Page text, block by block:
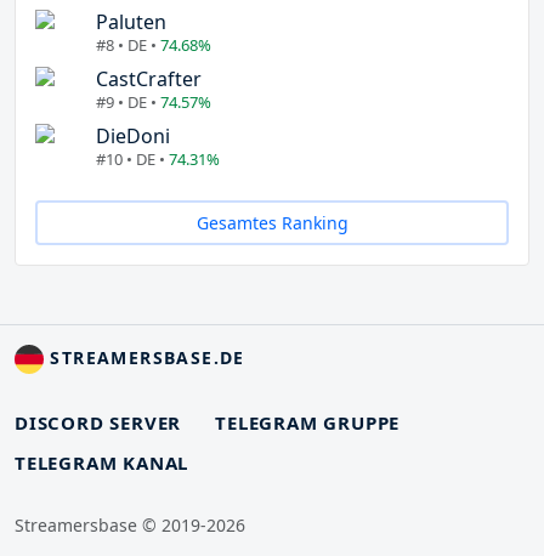
Paluten
#8 • DE • 74.68%
CastCrafter
#9 • DE • 74.57%
DieDoni
#10 • DE • 74.31%
Gesamtes Ranking
STREAMERSBASE.DE
DISCORD SERVER
TELEGRAM GRUPPE
TELEGRAM KANAL
Streamersbase © 2019-2026